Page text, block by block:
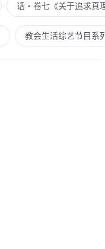
话・卷七《关于追求真
教会生活综艺节目系